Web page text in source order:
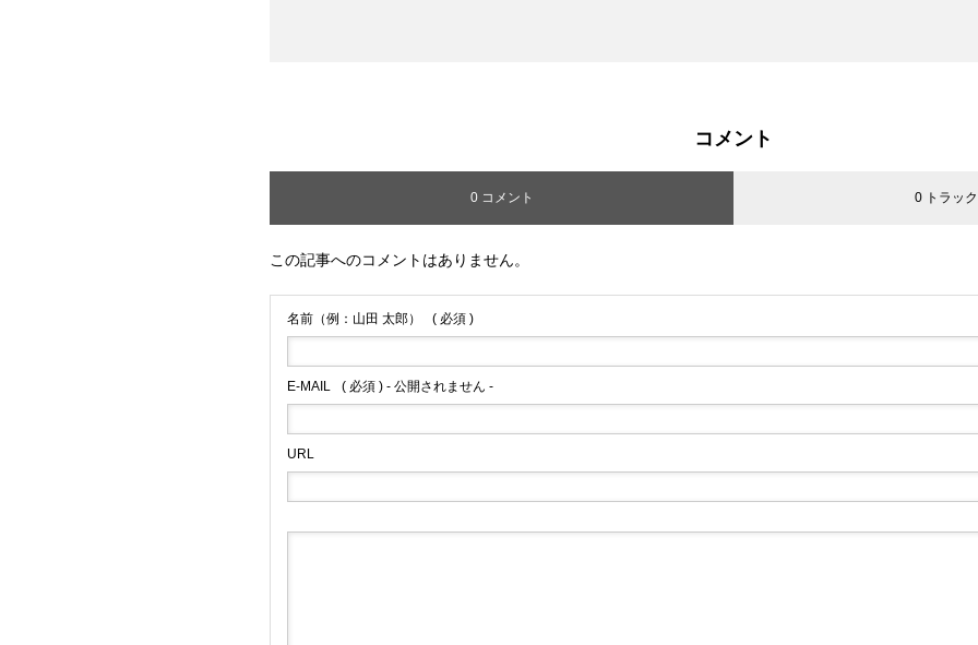
コメント
0 コメント 0 トラッ
この記事へのコメントはありません。
名前（例：山田 太郎） ( 必須 )
E-MAIL ( 必須 ) - 公開されません -
URL